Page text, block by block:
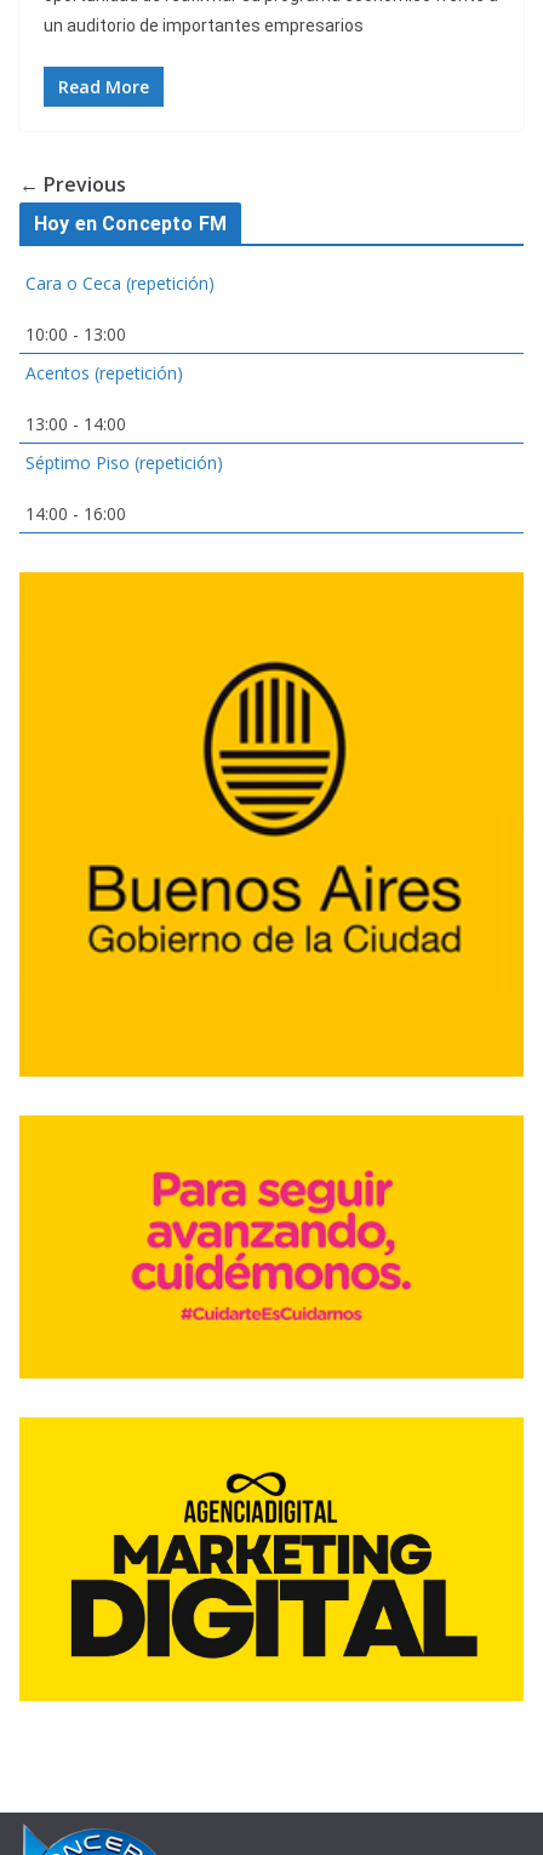
un auditorio de importantes empresarios
Read More
← Previous
Hoy en Concepto FM
Cara o Ceca (repetición)
10:00 - 13:00
Acentos (repetición)
13:00 - 14:00
Séptimo Piso (repetición)
14:00 - 16:00